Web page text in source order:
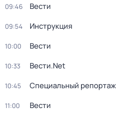
09:46 Вести
09:54 Инструкция
10:00 Вести
10:33 Вести.Net
10:45 Специальный репортаж
11:00 Вести